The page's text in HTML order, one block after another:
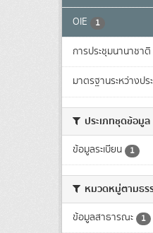
OIE 1
การประชุมนานาชาติ
มาตรฐานระหว่างปร
ประเภทชุดข้อมูล
ข้อมูลระเบียน 1
หมวดหมู่ตามธร
ข้อมูลสาธารณะ 1